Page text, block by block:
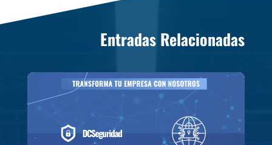
Entradas Relacionadas